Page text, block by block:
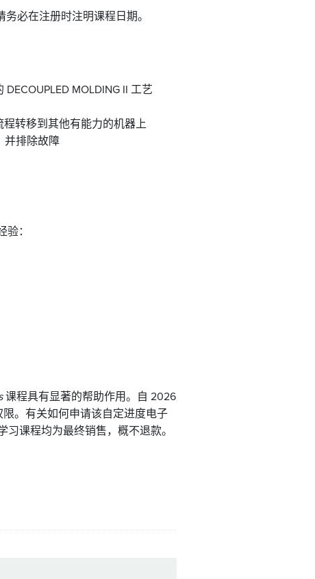
必在注册时注明课程日期。
MOLDING II 工艺
转移到其他有能力的机器上
并排除故障
：
课程具有显著的帮助作用。自 2026
。有关如何申请该自定进度电子
课程均为最终销售，概不退款。